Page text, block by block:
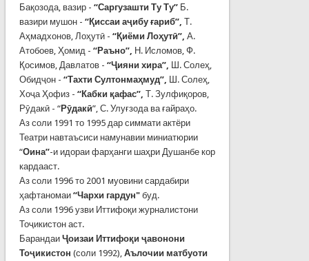
Бақозода, вазир - “Саргузашти Ту Ту”Б.
вазири мушон - “Қиссаи аҷибу ғариб”, Т.
Аҳмадхонов, Лоҳутӣ - “Қиёми Лоҳутӣ”, А.
Атобоев, Ҳомид - “Раъно”, Н. Исломов, Ф.
Қосимов, Давлатов - “Ҷияни хира”, Ш. Солеҳ,
Обидҷон - “Тахти Султонмаҳмуд”, Ш. Солеҳ,
Хоҷа Ҳофиз - “Кабки қафас”, Т. Зулфиқоров,
Рӯдакӣ - “Рӯдакӣ”, С. Улуғзода ва ғайраҳо.
Аз соли 1991 то 1995 дар симмати актёри
Театри навтаъсиси намунавии миниатюрии
“Оина”-и идораи фарҳанги шаҳри Душанбе кор
кардааст.
Аз соли 1996 то 2001 муовини сардабири
ҳафтаномаи “Чархи гардун"буд.
Аз соли 1996 узви Иттифоқи журналистони
Тоҷикистон аст.
Барандаи Ҷоизаи Иттифоқи ҷавонони
Тоҷикистон (соли 1992), Аълочии матбуоти